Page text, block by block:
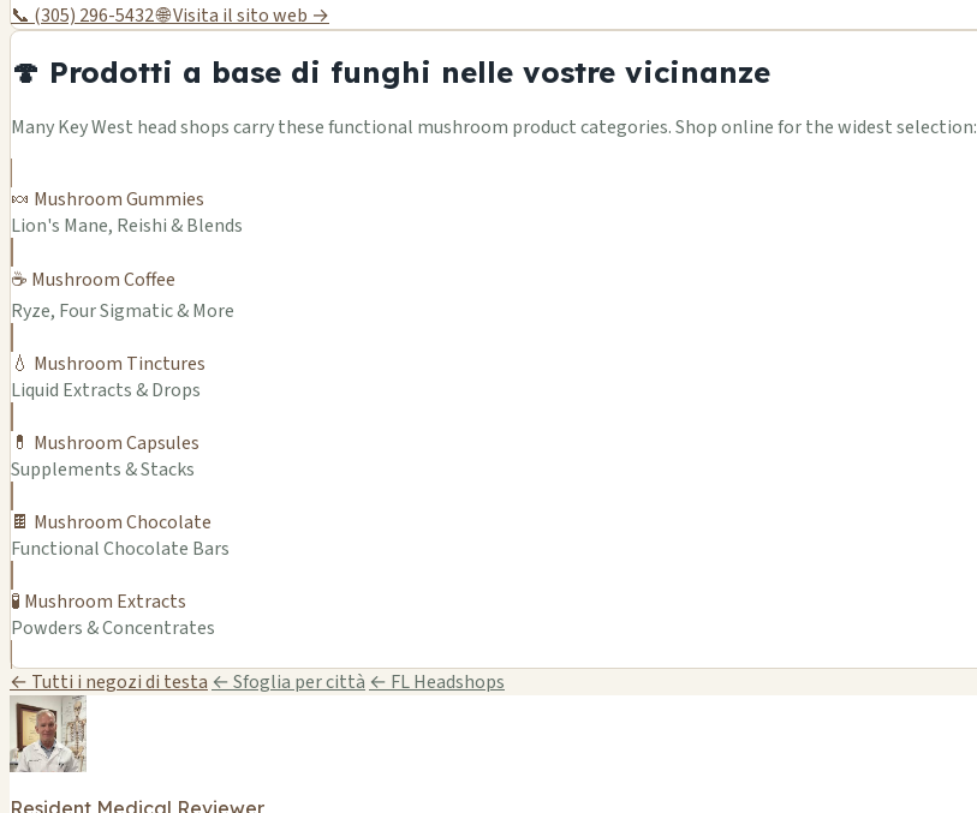
📞 (305) 296-5432🌐 Visita il sito web →
🍄 Prodotti a base di funghi nelle vostre vicinanze
Many Key West head shops carry these functional mushroom product categories. Shop online for the widest selection:
🍬 Mushroom Gummies
Lion's Mane, Reishi & Blends
☕ Mushroom Coffee
Ryze, Four Sigmatic & More
💧 Mushroom Tinctures
Liquid Extracts & Drops
💊 Mushroom Capsules
Supplements & Stacks
🍫 Mushroom Chocolate
Functional Chocolate Bars
🧪 Mushroom Extracts
Powders & Concentrates
← Tutti i negozi di testa ← Sfoglia per città ← FL Headshops